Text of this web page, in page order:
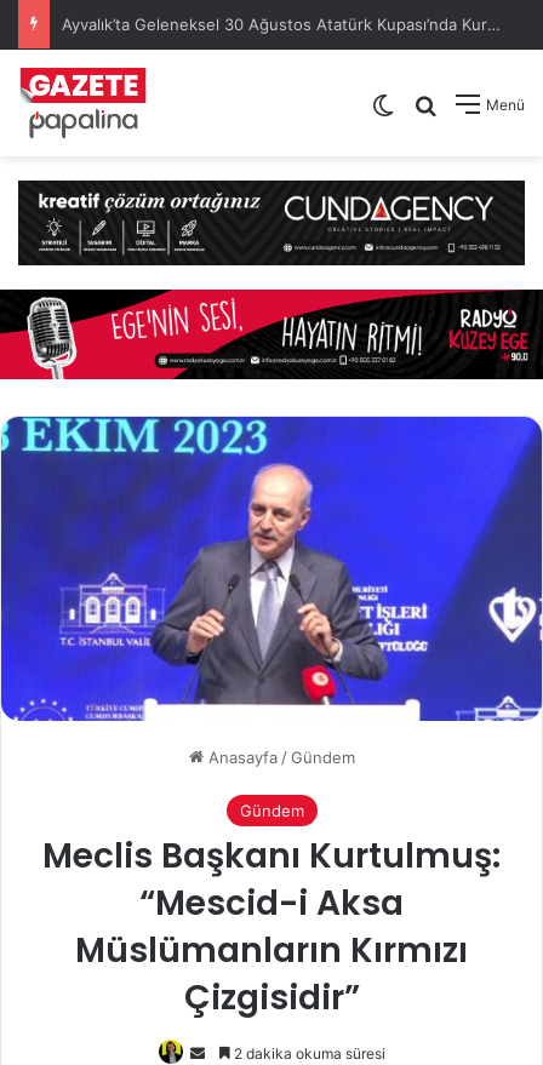
Ayvalık’ta Geleneksel 30 Ağustos Atatürk Kupası’nda Kura Heyecanı Yaşandı
Menü
Arama yap
Dış görünümü
Anasayfa / Gündem
Gündem
Meclis Başkanı Kurtulmuş:
“Mescid-i Aksa
Müslümanların Kırmızı
Çizgisidir”
Bir 2 dakika okuma süresi